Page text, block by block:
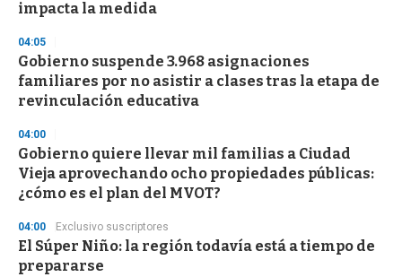
impacta la medida
04:05
Gobierno suspende 3.968 asignaciones
familiares por no asistir a clases tras la etapa de
revinculación educativa
04:00
Gobierno quiere llevar mil familias a Ciudad
Vieja aprovechando ocho propiedades públicas:
¿cómo es el plan del MVOT?
04:00 Exclusivo suscriptores
El Súper Niño: la región todavía está a tiempo de
prepararse